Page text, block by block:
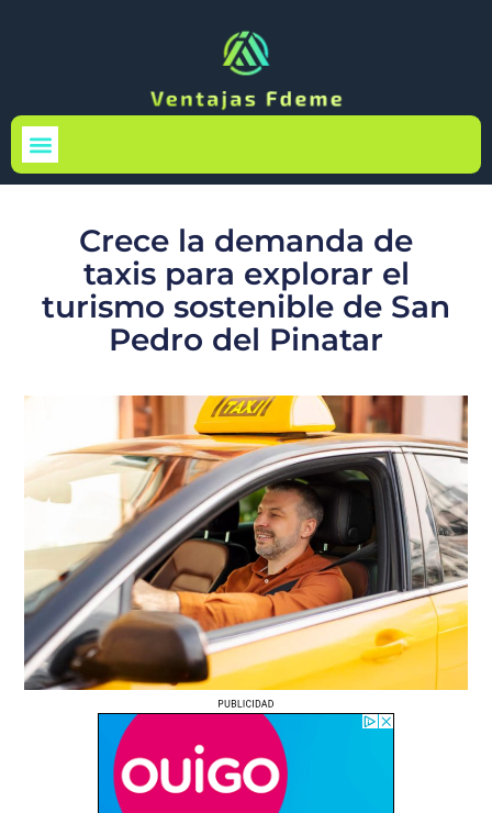
Crece la demanda de
taxis para explorar el
turismo sostenible de San
Pedro del Pinatar